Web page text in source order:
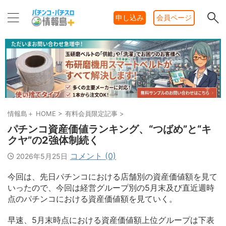
申し込み 会員ページ
情報島＋ HOME > 有料会員限定記事 >
パチンコ資産価値ランキング、“つばめ”と“キ
クヤ”の2強体制続く
2026年5月25日 コメント (0)
今回は、先日パチンコにおける店舗別の資産価値額を見て
いったので、今回は経営グループ別の5月末及び直近週時
点のパチンコにおける資産価値額を見ていく。
早速、5月末時点における資産価値額上位グループは下表